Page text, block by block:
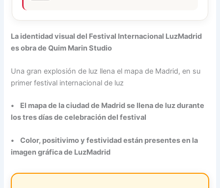
La identidad visual del Festival Internacional LuzMadrid
es obra de Quim Marin Studio
Una gran explosión de luz llena el mapa de Madrid, en su
primer festival internacional de luz
• El mapa de la ciudad de Madrid se llena de luz durante
los tres días de celebración del festival
• Color, positivimo y festividad están presentes en la
imagen gráfica de LuzMadrid